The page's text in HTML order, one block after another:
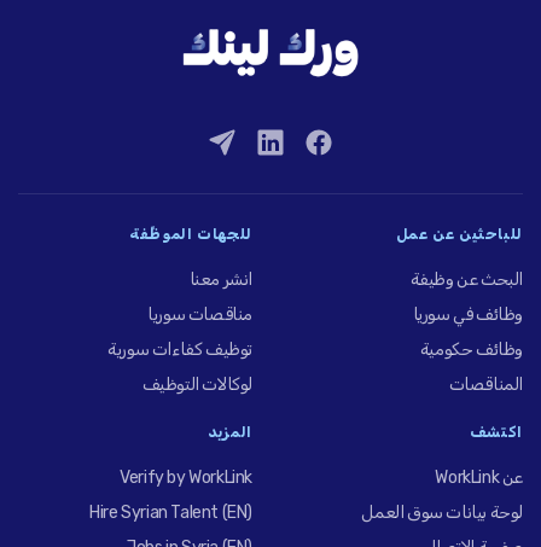
للباحثين عن عمل
البحث عن وظيفة
وظائف في سوريا
وظائف حكومية
المناقصات
للجهات الموظِّفة
انشر معنا
مناقصات سوريا
توظيف كفاءات سورية
لوكالات التوظيف
اكتشف
عن WorkLink
لوحة بيانات سوق العمل
المزيد
Verify by WorkLink
Hire Syrian Talent (EN)